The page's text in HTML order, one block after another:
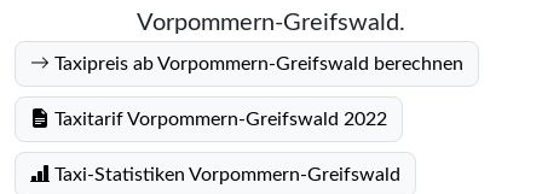
Vorpommern-Greifswald.
Taxipreis ab Vorpommern-Greifswald berechnen
Taxitarif Vorpommern-Greifswald 2022
Taxi-Statistiken Vorpommern-Greifswald